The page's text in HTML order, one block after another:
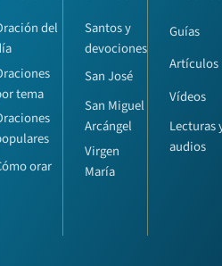
del
tema
orar
Santos y
devociones
San José
San Miguel
Arcángel
Virgen
María
Guías
Artículos
Vídeos
Lecturas
audios